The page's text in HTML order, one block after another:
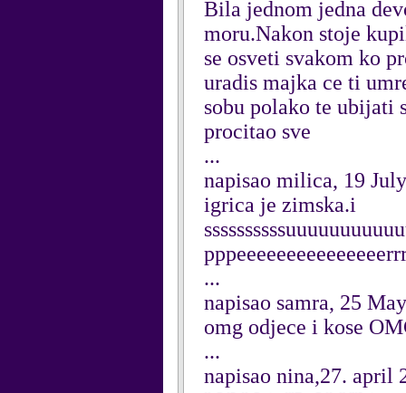
Bila jednom jedna
moru.Nakon stoje
se osveti svakom ko
uradis majka ce ti
sobu polako te ubijati
procitao sve
...
napisao milica, 19
igrica je zimska.i
...
napisao samra, 25
omg odjece i kose
...
napisao nina,27. april